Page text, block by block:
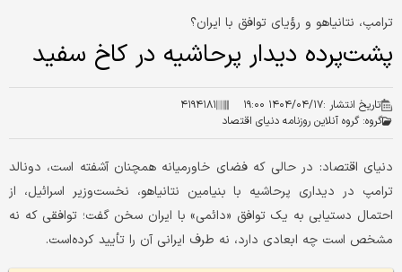
ترامپ، نتانیاهو و رؤیای توافق با ایران؟
پشت‌پرده دیدار پرحاشیه در کاخ سفید
تاریخ انتشار :۱۴۰۴/۰۴/۱۷ ۱۹:۰۰
۴۱۹۴۱۸۱
گروه: گروه آنلاین روزنامه دنیای اقتصاد
دنیای اقتصاد: در حالی‌ که فضای خاورمیانه همچنان آشفته است، دونالد
ترامپ در دیداری پرحاشیه با بنیامین نتانیاهو، نخست‌وزیر اسرائیل، از
احتمال دستیابی به یک توافق «دائمی» با ایران سخن گفت؛ توافقی که نه
مشخص است چه ابعادی دارد، نه طرف ایرانی آن را تأیید کرده‌است.